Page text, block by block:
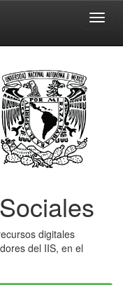
digitales
del IIS, en el